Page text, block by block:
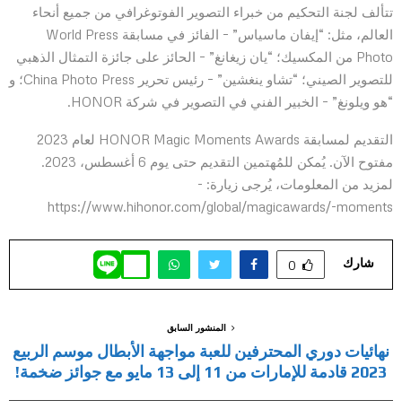
تتألف لجنة التحكيم من خبراء التصوير الفوتوغرافي من جميع أنحاء
العالم، مثل: “إيفان ماسياس” – الفائز في مسابقة World Press
Photo من المكسيك؛ “يان زيغانغ” – الحائز على جائزة التمثال الذهبي
للتصوير الصيني؛ “تشاو ينغشين” – رئيس تحرير China Photo Press؛ و
“هو ويلونغ” – الخبير الفني في التصوير في شركة HONOR.
التقديم لمسابقة HONOR Magic Moments Awards لعام 2023
لمزيد من المعلومات، يُرجى زيارة: -
https://www.hihonor.com/global/magicawards/-moments
شارك 0
المنشور السابق
نهائيات دوري المحترفين للعبة مواجهة الأبطال موسم الربيع
2023 قادمة للإمارات من 11 إلى 13 مايو مع جوائز ضخمة!